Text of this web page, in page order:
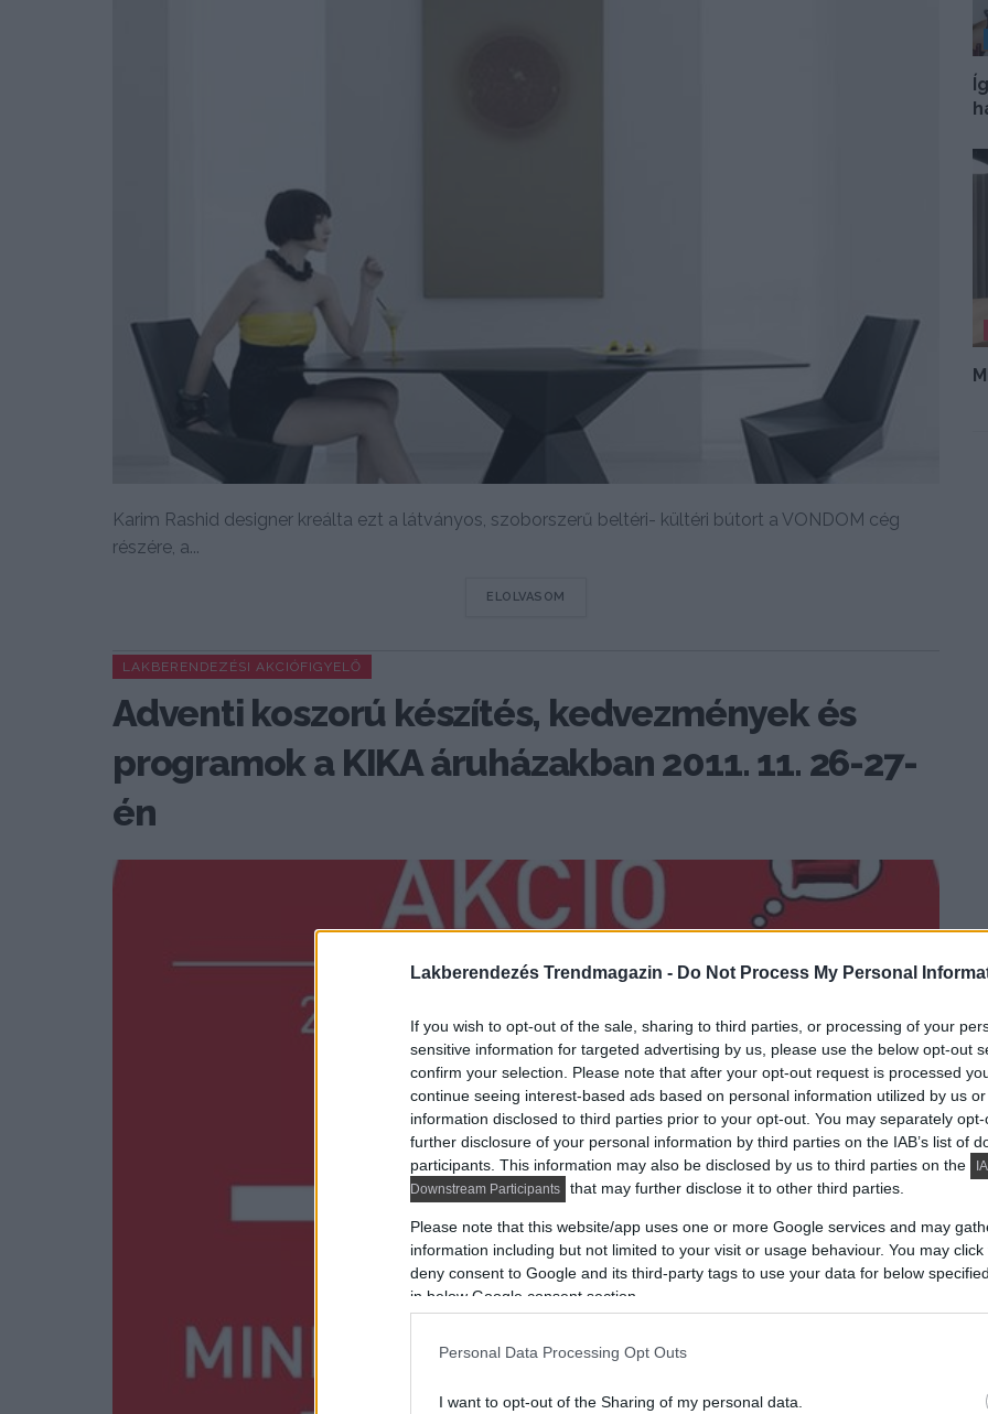
Lakberendezés Trendmagazin - Do Not Process My Personal
If you wish to opt-out of the sale, sharing to third parties, or processing of your
sensitive information for targeted advertising by us, please use the below opt-out
confirm your selection. Please note that after your opt-out request is processed
continue seeing interest-based ads based on personal information utilized by us
information disclosed to third parties prior to your opt-out. You may separately
further disclosure of your personal information by third parties on the IAB’s list of
participants. This information may also be disclosed by us to third parties on the
Downstream Participants
that may further disclose it to other third parties.
Please note that this website/app uses one or more Google services and may
information including but not limited to your visit or usage behaviour. You may
deny consent to Google and its third-party tags to use your data for below
in below Google consent section.
Personal Data Processing Opt Outs
I want to opt-out of the Sharing of my personal data.
Karim Rashid designer kreálta ezt a látványos, szoborszerű beltéri- kültéri bútort a VONDOM cég
részére, a...
ELOLVASOM
LAKBERENDEZÉSI AKCIÓFIGYELŐ
Adventi koszorú készítés, kedvezmények és
programok a KIKA áruházakban 2011. 11. 26-27-
én